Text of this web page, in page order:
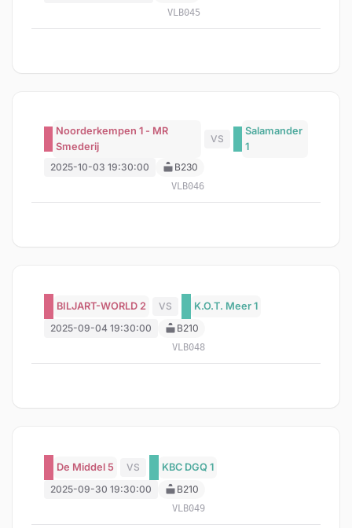
VLB045
Noorderkempen 1 - MR
Smederij
VS
Salamander
1
2025-10-03 19:30:00
B230
VLB046
BILJART-WORLD 2 VS
K.O.T. Meer 1
2025-09-04 19:30:00
B210
VLB048
De Middel 5 VS
KBC DGQ 1
2025-09-30 19:30:00
B210
VLB049